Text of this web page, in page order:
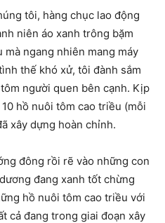
tôi, hàng chục lao động
niên áo xanh trông bặm
ngang nhiên mang máy
thế khó xử, tôi đành sắm
người quen bên cạnh. Kịp
hồ nuôi tôm cao triều (mỗi
xây dựng hoàn chỉnh.
đông rồi rẽ vào những con
đang xanh tốt chừng
hồ nuôi tôm cao triều với
cả đang trong giai đoạn xây